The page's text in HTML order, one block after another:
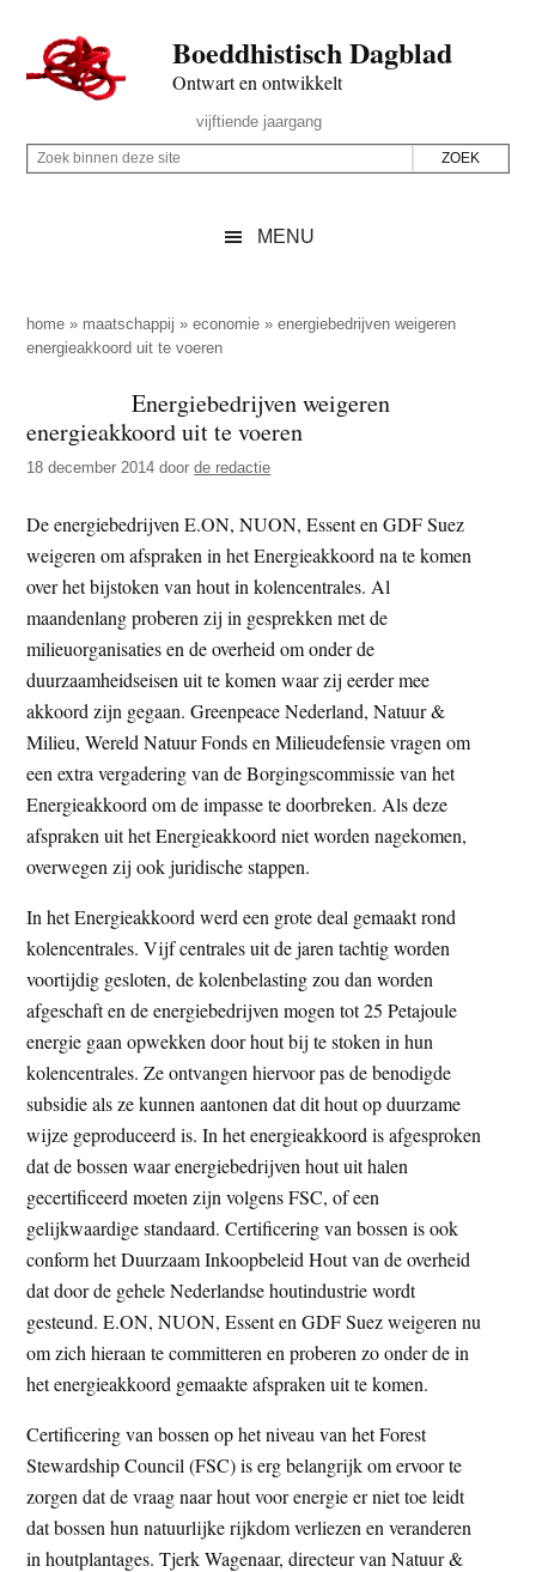
naar
de
inhoud
secondary
naar
de
sidebar
naar
de
Boeddhistisch Dagblad
Ontwart en ontwikkelt
Rechts
vijftiende jaargang
Z
p
d
z
e
i
t
e
Z
i
n
n
d
z
e
s
i
t
e
MENU
home » maatschappij »economie »energiebedrijven weigeren
energieakkoord uit te voeren
Energiebedrijven weigeren
energieakkoord uit te voeren
18 december 2014 doorde redactie
De energiebedrijven E.ON, NUON, Essent en GDF Suez
weigeren om afspraken in het Energieakkoord na te komen
over het bijstoken van hout in kolencentrales. Al
maandenlang proberen zij in gesprekken met de
milieuorganisaties en de overheid om onder de
duurzaamheidseisen uit te komen waar zij eerder mee
akkoord zijn gegaan. Greenpeace Nederland, Natuur &
Milieu, Wereld Natuur Fonds en Milieudefensie vragen om
een extra vergadering van de Borgingscommissie van het
Energieakkoord om de impasse te doorbreken. Als deze
afspraken uit het Energieakkoord niet worden nagekomen,
overwegen zij ook juridische stappen.
In het Energieakkoord werd een grote deal gemaakt rond
kolencentrales. Vijf centrales uit de jaren tachtig worden
voortijdig gesloten, de kolenbelasting zou dan worden
afgeschaft en de energiebedrijven mogen tot 25 Petajoule
energie gaan opwekken door hout bij te stoken in hun
kolencentrales. Ze ontvangen hiervoor pas de benodigde
subsidie als ze kunnen aantonen dat dit hout op duurzame
wijze geproduceerd is. In het energieakkoord is afgesproken
dat de bossen waar energiebedrijven hout uit halen
gecertificeerd moeten zijn volgens FSC, of een
gelijkwaardige standaard. Certificering van bossen is ook
conform het Duurzaam Inkoopbeleid Hout van de overheid
dat door de gehele Nederlandse houtindustrie wordt
gesteund. E.ON, NUON, Essent en GDF Suez weigeren nu
om zich hieraan te committeren en proberen zo onder de in
het energieakkoord gemaakte afspraken uit te komen.
Certificering van bossen op het niveau van het Forest
Stewardship Council (FSC) is erg belangrijk om ervoor te
zorgen dat de vraag naar hout voor energie er niet toe leidt
dat bossen hun natuurlijke rijkdom verliezen en veranderen
in houtplantages. Tjerk Wagenaar, directeur van Natuur &